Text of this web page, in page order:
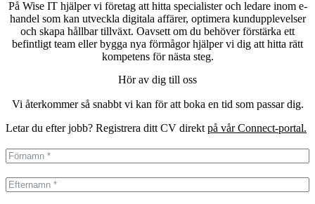
På Wise IT hjälper vi företag att hitta specialister och ledare inom e-
handel som kan utveckla digitala affärer, optimera kundupplevelser
och skapa hållbar tillväxt. Oavsett om du behöver förstärka ett
befintligt team eller bygga nya förmågor hjälper vi dig att hitta rätt
kompetens för nästa steg.
Hör av dig till oss
Vi återkommer så snabbt vi kan för att boka en tid som passar dig.
Letar du efter jobb? Registrera ditt CV direkt på vår Connect-portal.